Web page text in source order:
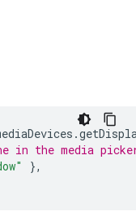
.
in the media
},